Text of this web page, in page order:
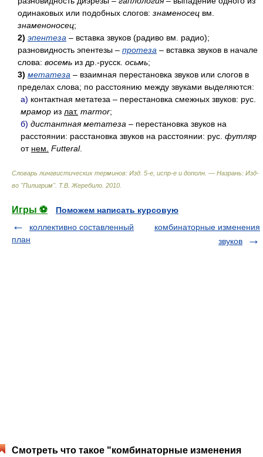
одинаковых или подобных слогов: знаменосец вм.
знаменоносец;
2) эпентеза – вставка звуков (радиво вм. радио);
разновидность эпентезы – протеза – вставка звуков в начале
слова: восемь из др.-русск. осьмь;
3) метатеза – взаимная перестановка звуков или слогов в
пределах слова; по расстоянию между звуками выделяются:
а) контактная метатеза – перестановка смежных звуков: рус.
мрамор из лат. marmor;
б) дистантная метатеза – перестановка звуков на
расстоянии: расстановка звуков на расстоянии: рус. футляр
от нем. Futteral.
Словарь лингвистических терминов: Изд. 5-е, испр-е и дополн. — Назрань: Изд-
во "Пилигрим". Т.В. Жеребило 2010
Игры ⚽
Поможем написать курсовую
коллективно составленный
план
комбинаторные изменения
звуков
Смотреть что такое "комбинаторные изменения